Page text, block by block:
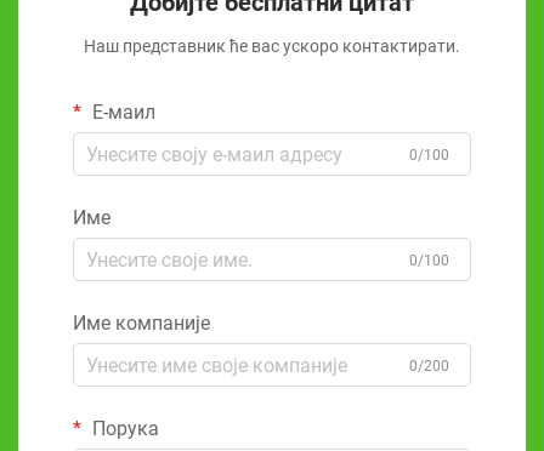
Наш представник ће вас ускоро контактирати.
Е-маил
0/100
Име
0/100
Име компаније
0/200
Порука